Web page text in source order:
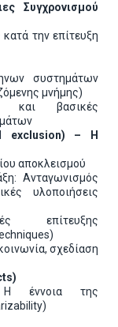
Συγχρονισμού
την επίτευξη
συστημάτων
μνήμης)
και βασικές
exclusion) – Η
αποκλεισμού
Ανταγωνισμός
υλοποιήσεις
επίτευξης
σχεδίαση
Η έννοια της